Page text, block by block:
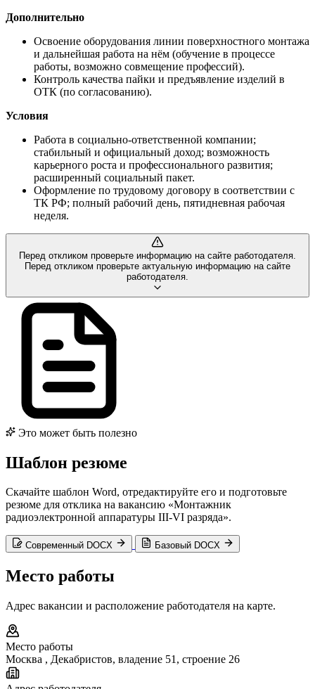
Дополнительно
Освоение оборудования линии поверхностного монтажа
и дальнейшая работа на нём (обучение в процессе
работы, возможно совмещение профессий).
Контроль качества пайки и предъявление изделий в
ОТК (по согласованию).
Условия
Работа в социально-ответственной компании;
стабильный и официальный доход; возможность
карьерного роста и профессионального развития;
расширенный социальный пакет.
Оформление по трудовому договору в соответствии с
ТК РФ; полный рабочий день, пятидневная рабочая
неделя.
Перед откликом проверьте информацию на сайте работодателя.
Перед откликом проверьте актуальную информацию на сайте
работодателя.
Это может быть полезно
Шаблон резюме
Скачайте шаблон Word, отредактируйте его и подготовьте
резюме для отклика на вакансию «Монтажник
радиоэлектронной аппаратуры III-VI разряда».
Современный DOCX Базовый DOCX
Место работы
Адрес вакансии и расположение работодателя на карте.
Место работы
Москва , Декабристов, владение 51, строение 26